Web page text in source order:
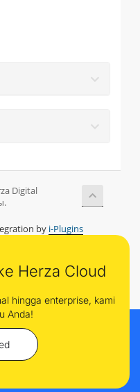
Digital
by i-Plugins
Herza Cloud
hingga enterprise, kami
Anda!